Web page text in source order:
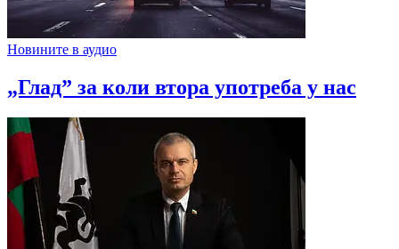
Новините в аудио
„Глад” за коли втора употреба у нас